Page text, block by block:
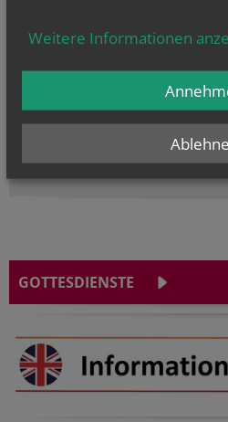
Herzlich willkommen in
Hl. Dominikus, Hl. Cyriakus, ,
Hildiger, Hl....
GOTTESDIENSTE
Weitere Informationen